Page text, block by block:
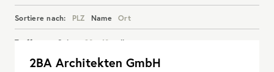
Sortiere nach: PLZ Name Ort
Treffer pro Seite: 20 40 alle
Details anzeigen
2BA Architekten GmbH